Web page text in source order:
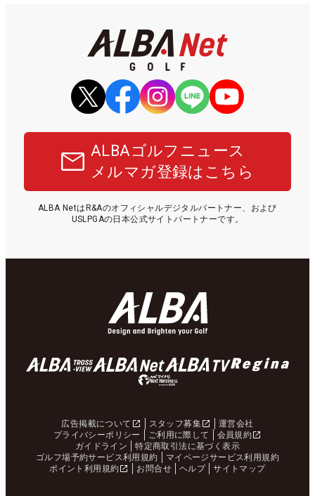
ALBAゴルフニュース
メルマガ登録はこちら
ALBA NetはR&Aのオフィシャルデジタルパートナー、および
USLPGAの日本公式サイトパートナーです。
広告掲載について スタッフ募集
運営会社
プライバシーポリシー
ご利用に際して
会員規約
ガイドライン
特定商取引法に基づく表示
ゴルフ場予約サービス利用規約
マイページサービス利用規約
ポイント利用規約
お問合せ ヘルプ サイトマップ